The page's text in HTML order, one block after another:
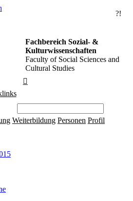
?!
Fachbereich Sozial- &
Kulturwissenschaften
Faculty of Social Sciences and
Cultural Studies

Weiterbildung Personen Profil